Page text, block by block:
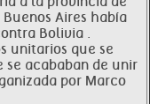
Aires había
Bolivia .
unitarios que se
se acababan de unir
por Marco